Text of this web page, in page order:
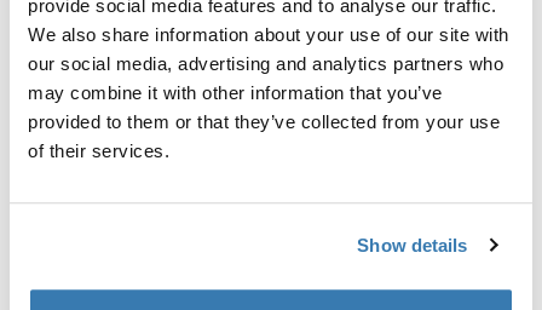
provide social media features and to analyse our traffic.
We also share information about your use of our site with
our social media, advertising and analytics partners who
may combine it with other information that you’ve
provided to them or that they’ve collected from your use
of their services.
Show details
¿Por qué elegir un asiento de
bicicleta para niños montado
en la parte delantera?
padres como para los niños. Colocar a su hijo en la